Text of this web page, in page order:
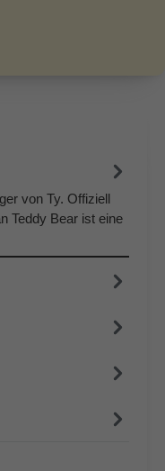
von Ty. Offiziell
Teddy Bear ist eine